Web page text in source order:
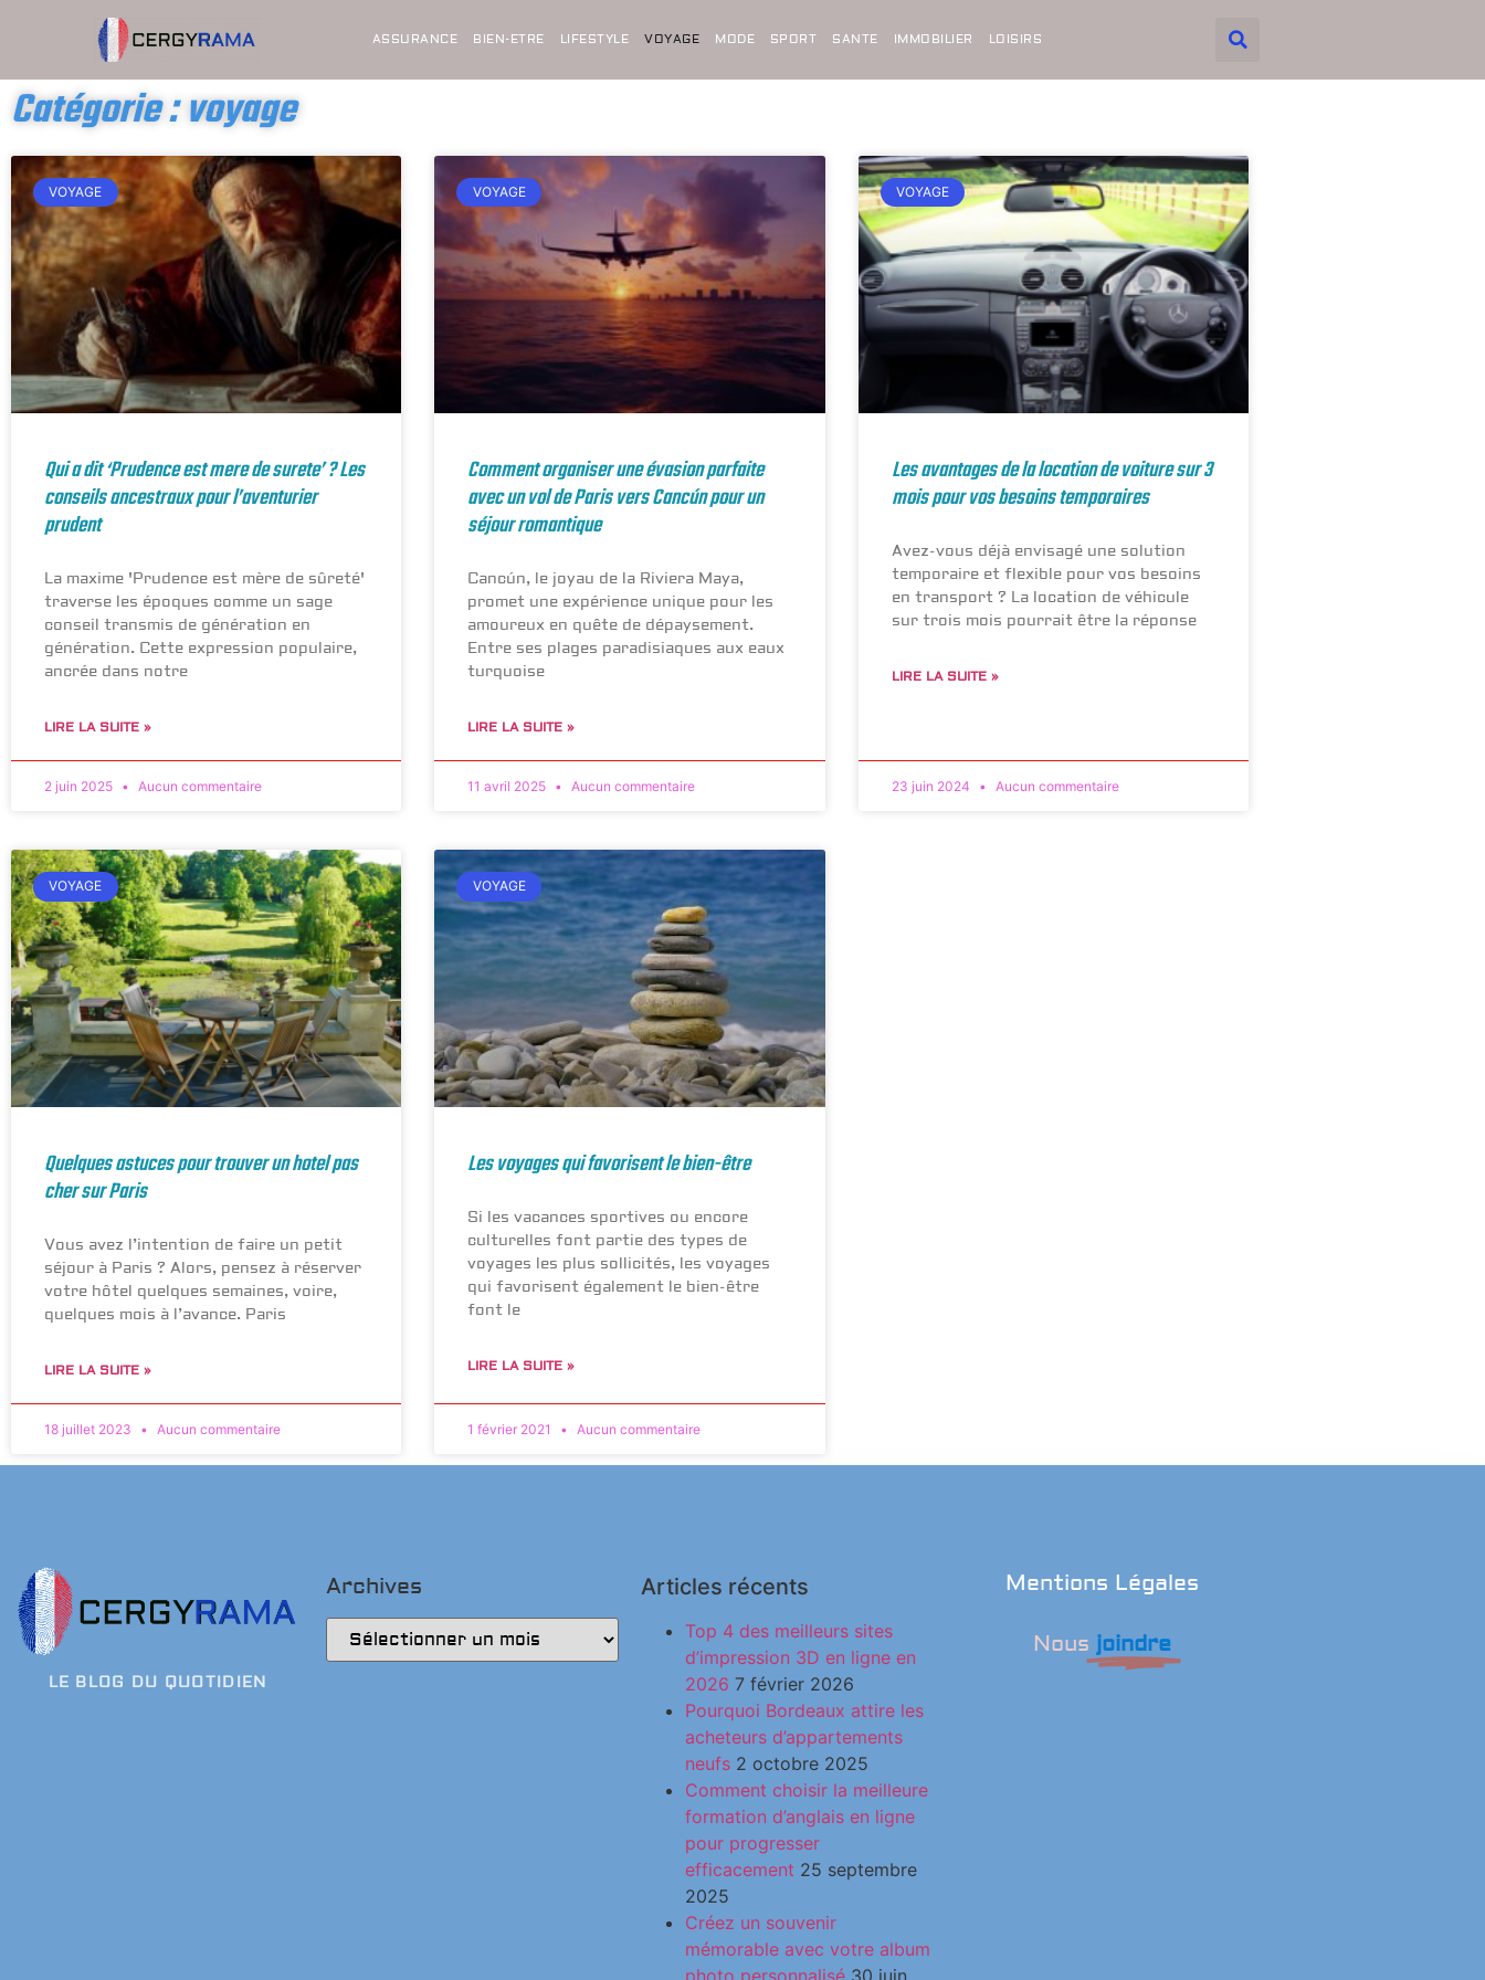
ASSURANCE BIEN-ETRE LIFESTYLE VOYAGE MODE SPORT SANTE IMMOBILIER LOISIRS
Catégorie : voyage
VOYAGE
Qui a dit ‘Prudence est mere de surete’ ? Les
conseils ancestraux pour l’aventurier
prudent
La maxime 'Prudence est mère de sûreté'
traverse les époques comme un sage
conseil transmis de génération en
génération. Cette expression populaire,
ancrée dans notre
LIRE LA SUITE »
2 juin 2025 Aucun commentaire
VOYAGE
Comment organiser une évasion parfaite
avec un vol de Paris vers Cancún pour un
séjour romantique
Cancún, le joyau de la Riviera Maya,
promet une expérience unique pour les
amoureux en quête de dépaysement.
Entre ses plages paradisiaques aux eaux
turquoise
LIRE LA SUITE »
11 avril 2025 Aucun commentaire
VOYAGE
Les avantages de la location de voiture sur 3
mois pour vos besoins temporaires
Avez-vous déjà envisagé une solution
temporaire et flexible pour vos besoins
en transport ? La location de véhicule
sur trois mois pourrait être la réponse
LIRE LA SUITE »
23 juin 2024 Aucun commentaire
VOYAGE
Quelques astuces pour trouver un hotel pas
cher sur Paris
Vous avez l’intention de faire un petit
séjour à Paris ? Alors, pensez à réserver
votre hôtel quelques semaines, voire,
quelques mois à l’avance. Paris
LIRE LA SUITE »
18 juillet 2023 Aucun commentaire
VOYAGE
Les voyages qui favorisent le bien-être
Si les vacances sportives ou encore
culturelles font partie des types de
voyages les plus sollicités, les voyages
qui favorisent également le bien-être
font le
LIRE LA SUITE »
1 février 2021 Aucun commentaire
LE BLOG DU QUOTIDIEN
Archives Articles récents
Top 4 des meilleurs sites
d’impression 3D en ligne en
2026 7 février 2026
Pourquoi Bordeaux attire les
acheteurs d’appartements
neufs 2 octobre 2025
Comment choisir la meilleure
formation d’anglais en ligne
pour progresser
efficacement 25 septembre
2025
Créez un souvenir
mémorable avec votre album
Mentions Légales
Nous joindre